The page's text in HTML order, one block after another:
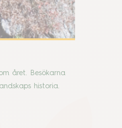
året. Besökarna
historia.